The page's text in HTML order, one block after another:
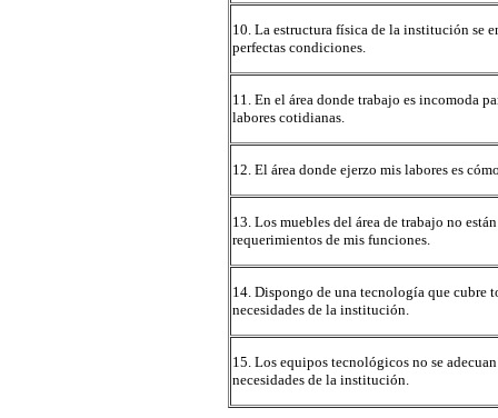
10. La estructura física de la institución se
perfectas condiciones.
11. En el área donde trabajo es incomoda
labores cotidianas.
12. El área donde ejerzo mis labores es
13. Los muebles del área de trabajo no
requerimientos de mis funciones.
14. Dispongo de una tecnología que cubre
necesidades de la institución.
15. Los equipos tecnológicos no se
necesidades de la institución.